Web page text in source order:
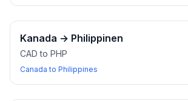
Kanada → Philippinen
CAD to PHP
Canada to Philippines